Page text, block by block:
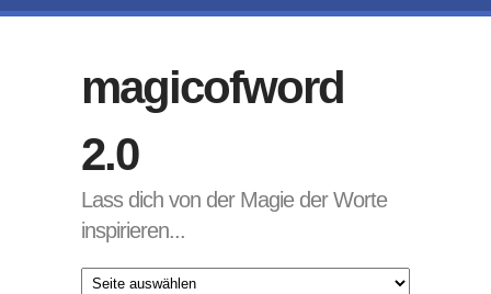
magicofword
2.0
Lass dich von der Magie der Worte
inspirieren...